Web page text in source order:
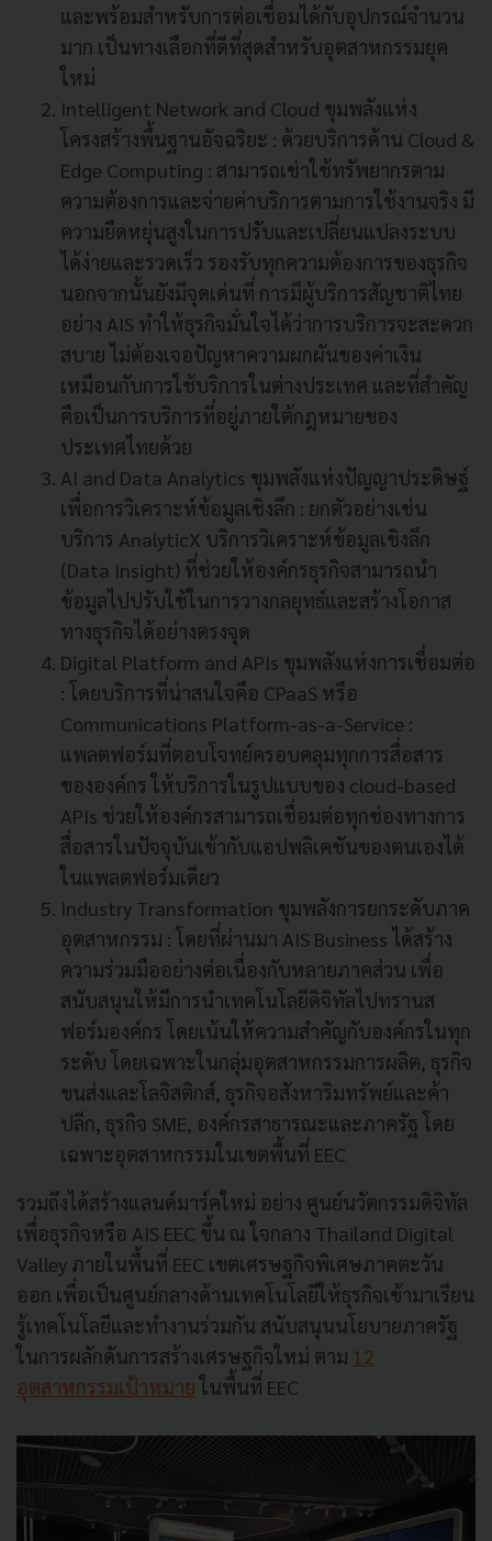
และพร้อมสำหรับการต่อเชื่อมได้กับอุปกรณ์จำนวน
มาก เป็นทางเลือกที่ดีที่สุดสำหรับอุตสาหกรรมยุค
ใหม่
Intelligent Network and Cloud ขุมพลังแห่ง
โครงสร้างพื้นฐานอัจฉริยะ : ด้วยบริการด้าน Cloud &
Edge Computing : สามารถเช่าใช้ทรัพยากรตาม
ความต้องการและจ่ายค่าบริการตามการใช้งานจริง มี
ความยืดหยุ่นสูงในการปรับและเปลี่ยนแปลงระบบ
ได้ง่ายและรวดเร็ว รองรับทุกความต้องการของธุรกิจ
นอกจากนั้นยังมีจุดเด่นที่ การมีผู้บริการสัญชาติไทย
อย่าง AIS ทำให้ธุรกิจมั่นใจได้ว่าการบริการจะสะดวก
สบาย ไม่ต้องเจอปัญหาความผกผันของค่าเงิน
เหมือนกับการใช้บริการในต่างประเทศ และที่สำคัญ
คือเป็นการบริการที่อยู่ภายใต้กฎหมายของ
ประเทศไทยด้วย
AI and Data Analytics ขุมพลังแห่งปัญญาประดิษฐ์
เพื่อการวิเคราะห์ข้อมูลเชิงลึก : ยกตัวอย่างเช่น
บริการ AnalyticX บริการวิเคราะห์ข้อมูลเชิงลึก
(Data Insight) ที่ช่วยให้องค์กรธุรกิจสามารถนำ
ข้อมูลไปปรับใช้ในการวางกลยุทธ์และสร้างโอกาส
ทางธุรกิจได้อย่างตรงจุด
Digital Platform and APIs ขุมพลังแห่งการเชื่อมต่อ
: โดยบริการที่น่าสนใจคือ CPaaS หรือ
Communications Platform-as-a-Service :
แพลตฟอร์มที่ตอบโจทย์ครอบคลุมทุกการสื่อสาร
ขององค์กร ให้บริการในรูปแบบของ cloud-based
APIs ช่วยให้องค์กรสามารถเชื่อมต่อทุกช่องทางการ
สื่อสารในปัจจุบันเข้ากับแอปพลิเคชันของตนเองได้
ในแพลตฟอร์มเดียว
Industry Transformation ขุมพลังการยกระดับภาค
อุตสาหกรรม : โดยที่ผ่านมา AIS Business ได้สร้าง
ความร่วมมืออย่างต่อเนื่องกับหลายภาคส่วน เพื่อ
สนับสนุนให้มีการนำเทคโนโลยีดิจิทัลไปทรานส
ฟอร์มองค์กร โดยเน้นให้ความสำคัญกับองค์กรในทุก
ระดับ โดยเฉพาะในกลุ่มอุตสาหกรรมการผลิต, ธุรกิจ
ขนส่งและโลจิสติกส์, ธุรกิจอสังหาริมทรัพย์และค้า
ปลีก, ธุรกิจ SME, องค์กรสาธารณะและภาครัฐ โดย
เฉพาะอุตสาหกรรมในเขตพื้นที่ EEC
รวมถึงได้สร้างแลนด์มาร์คใหม่ อย่าง ศูนย์นวัตกรรมดิจิทัล
เพื่อธุรกิจหรือ AIS EEC ขึ้น ณ ใจกลาง Thailand Digital
Valley ภายในพื้นที่ EEC เขตเศรษฐกิจพิเศษภาคตะวัน
ออก เพื่อเป็นศูนย์กลางด้านเทคโนโลยีให้ธุรกิจเข้ามาเรียน
รู้เทคโนโลยีและทำงานร่วมกัน สนับสนุนนโยบายภาครัฐ
ในการผลักดันการสร้างเศรษฐกิจใหม่ ตาม 12
อุตสาหกรรมเป้าหมายในพื้นที่ EEC